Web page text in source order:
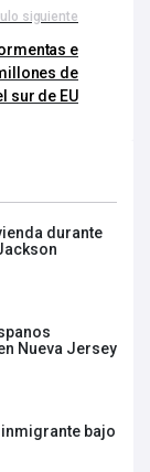
siguiente
e
de
sur de EU
durante
Nueva Jersey
bajo